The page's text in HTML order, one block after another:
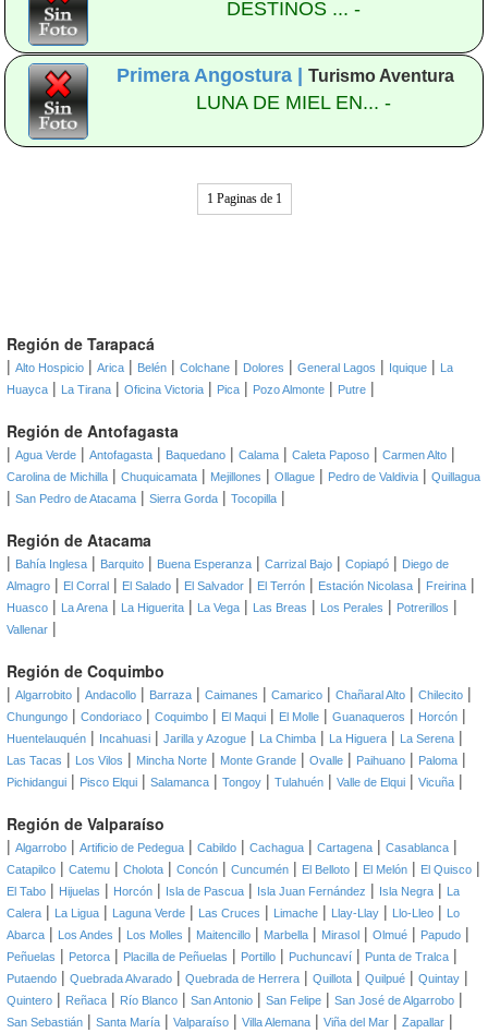
DESTINOS ... -
Primera Angostura | Turismo Aventura
LUNA DE MIEL EN... -
1 Paginas de 1
Región de Tarapacá
| Alto Hospicio | Arica | Belén | Colchane | Dolores | General Lagos | Iquique |
La
Huayca | La Tirana | Oficina Victoria | Pica | Pozo Almonte | Putre |
Región de Antofagasta
| Agua Verde | Antofagasta | Baquedano | Calama | Caleta Paposo | Carmen Alto |
Carolina de Michilla | Chuquicamata | Mejillones | Ollague | Pedro de Valdivia | Quillagua
| San Pedro de Atacama | Sierra Gorda | Tocopilla |
Región de Atacama
| Bahía Inglesa | Barquito | Buena Esperanza | Carrizal Bajo | Copiapó | Diego de
Almagro | El Corral | El Salado | El Salvador | El Terrón | Estación Nicolasa | Freirina |
Huasco | La Arena | La Higuerita | La Vega | Las Breas | Los Perales | Potrerillos |
Vallenar |
Región de Coquimbo
| Algarrobito | Andacollo | Barraza | Caimanes | Camarico | Chañaral Alto | Chilecito |
Chungungo | Condoriaco | Coquimbo | El Maqui | El Molle | Guanaqueros | Horcón |
Huentelauquén | Incahuasi | Jarilla y Azogue | La Chimba | La Higuera | La Serena |
Las Tacas | Los Vilos | Mincha Norte | Monte Grande | Ovalle | Paihuano | Paloma |
Pichidangui | Pisco Elqui | Salamanca | Tongoy | Tulahuén | Valle de Elqui | Vicuña |
Región de Valparaíso
| Algarrobo | Artificio de Pedegua | Cabildo | Cachagua | Cartagena | Casablanca |
Catapilco | Catemu | Cholota | Concón | Cuncumén | El Belloto | El Melón | El Quisco |
El Tabo | Hijuelas | Horcón | Isla de Pascua | Isla Juan Fernández | Isla Negra |
La
Calera | La Ligua | Laguna Verde | Las Cruces | Limache | Llay-Llay | Llo-Lleo |
Lo
Abarca | Los Andes | Los Molles | Maitencillo | Marbella | Mirasol | Olmué | Papudo |
Peñuelas | Petorca | Placilla de Peñuelas | Portillo | Puchuncaví | Punta de Tralca |
Putaendo | Quebrada Alvarado | Quebrada de Herrera | Quillota | Quilpué | Quintay |
Quintero | Reñaca | Río Blanco | San Antonio | San Felipe | San José de Algarrobo |
San Sebastián | Santa María | Valparaíso | Villa Alemana | Viña del Mar | Zapallar |